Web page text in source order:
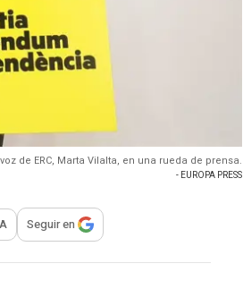
de ERC, Marta Vilalta, en una rueda de prensa.
- EUROPA PRESS
para compartir
Seguir en